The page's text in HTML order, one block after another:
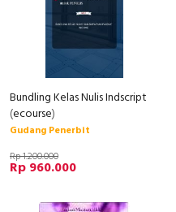
Bundling Kelas Nulis Indscript
(ecourse)
Gudang Penerbit
Rp 1.200.000
Rp 960.000